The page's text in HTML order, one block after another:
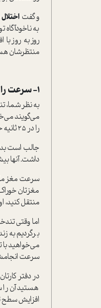
و گفت
به
روز به روز
منتظرشان
۱- سرعت را زیاد کنید
را در ۲۵ ثانیه خوانده‌اید درک بهتری از مطلب دارید یا زمانی که سر فرصت در ۵ دقیقه آن را خوانده‌اید؟
داشت. آنها
سرعت مغز ما
مغزتان
منتقل
اما وقتی
برگردیم به
می‌خواهید
سرعت انجامش
در دفتر
هستید آن را
افزایش سطح